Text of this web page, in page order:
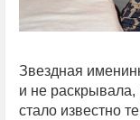
Звездная
и не раскрывала,
стало известно